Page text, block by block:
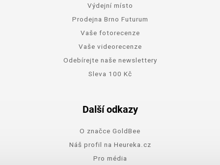
Výdejní místo
Prodejna Brno Futurum
Vaše fotorecenze
Vaše videorecenze
Odebírejte naše newslettery
Sleva 100 Kč
Další odkazy
O značce GoldBee
Náš profil na Heureka.cz
Pro média